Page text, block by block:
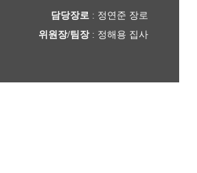
담당장로: 정연준 장로
위원장/팀장: 정해용 집사